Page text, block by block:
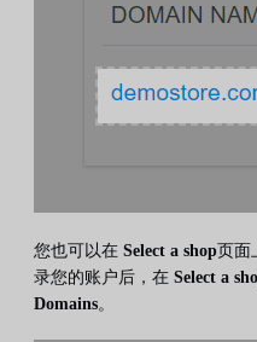
您也可以在 Select a shop页面
录您的账户后，在 Select a
Domains。